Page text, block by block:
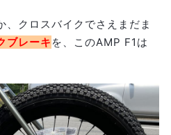
、クロスバイクでさえまだま
ブレーキ を、このAMP F1は